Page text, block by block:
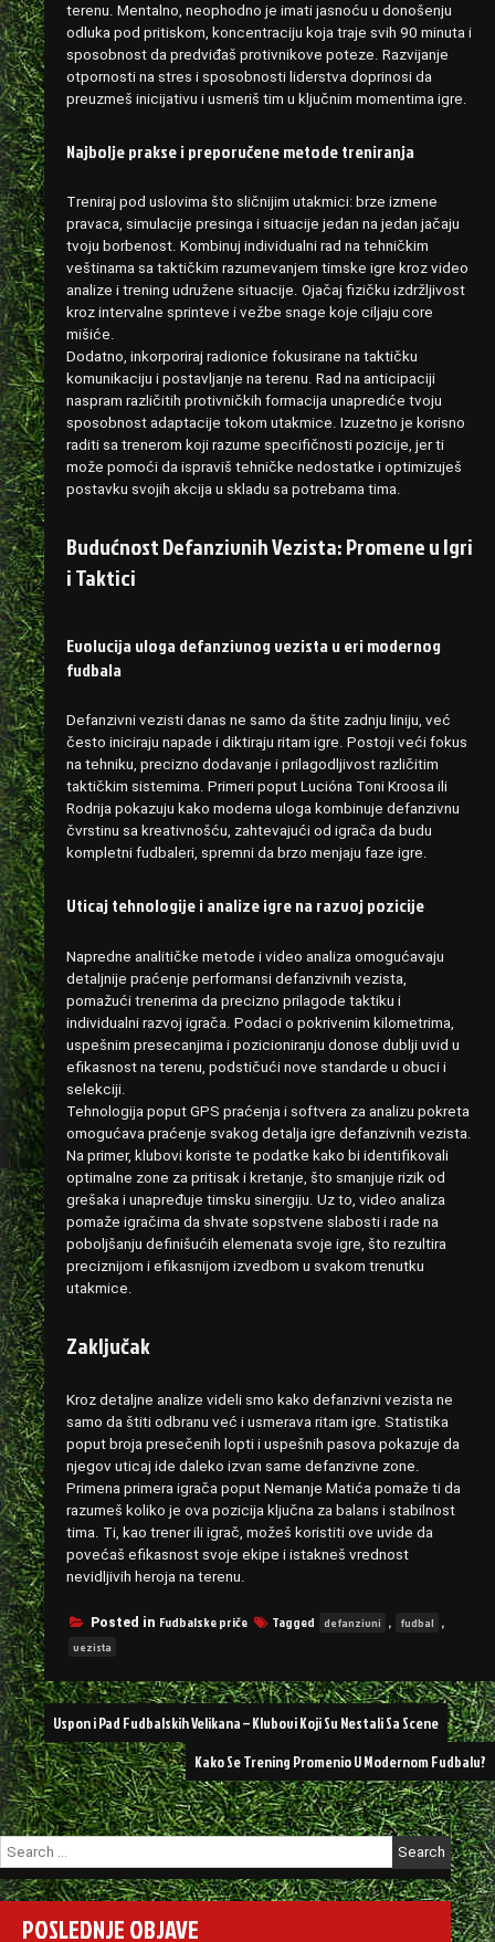
terenu. Mentalno, neophodno je imati jasnoću u donošenju
odluka pod pritiskom, koncentraciju koja traje svih 90 minuta i
sposobnost da predviđaš protivnikove poteze. Razvijanje
otpornosti na stres i sposobnosti liderstva doprinosi da
preuzmeš inicijativu i usmeriš tim u ključnim momentima igre.
Najbolje prakse i preporučene metode treniranja
Treniraj pod uslovima što sličnijim utakmici: brze izmene
pravaca, simulacije presinga i situacije jedan na jedan jačaju
tvoju borbenost. Kombinuj individualni rad na tehničkim
veštinama sa taktičkim razumevanjem timske igre kroz video
analize i trening udružene situacije. Ojačaj fizičku izdržljivost
kroz intervalne sprinteve i vežbe snage koje ciljaju core
mišiće.
Dodatno, inkorporiraj radionice fokusirane na taktičku
komunikaciju i postavljanje na terenu. Rad na anticipaciji
naspram različitih protivničkih formacija unaprediće tvoju
sposobnost adaptacije tokom utakmice. Izuzetno je korisno
raditi sa trenerom koji razume specifičnosti pozicije, jer ti
može pomoći da ispraviš tehničke nedostatke i optimizuješ
postavku svojih akcija u skladu sa potrebama tima.
Budućnost Defanzivnih Vezista: Promene u Igri
i Taktici
Evolucija uloga defanzivnog vezista u eri modernog
fudbala
Defanzivni vezisti danas ne samo da štite zadnju liniju, već
često iniciraju napade i diktiraju ritam igre. Postoji veći fokus
na tehniku, precizno dodavanje i prilagodljivost različitim
taktičkim sistemima. Primeri poput Lucióna Toni Kroosa ili
Rodrija pokazuju kako moderna uloga kombinuje defanzivnu
čvrstinu sa kreativnošću, zahtevajući od igrača da budu
kompletni fudbaleri, spremni da brzo menjaju faze igre.
Uticaj tehnologije i analize igre na razvoj pozicije
Napredne analitičke metode i video analiza omogućavaju
detaljnije praćenje performansi defanzivnih vezista,
pomažući trenerima da precizno prilagode taktiku i
individualni razvoj igrača. Podaci o pokrivenim kilometrima,
uspešnim presecanjima i pozicioniranju donose dublji uvid u
efikasnost na terenu, podstičući nove standarde u obuci i
selekciji.
Tehnologija poput GPS praćenja i softvera za analizu pokreta
omogućava praćenje svakog detalja igre defanzivnih vezista.
Na primer, klubovi koriste te podatke kako bi identifikovali
optimalne zone za pritisak i kretanje, što smanjuje rizik od
grešaka i unapređuje timsku sinergiju. Uz to, video analiza
pomaže igračima da shvate sopstvene slabosti i rade na
poboljšanju definišućih elemenata svoje igre, što rezultira
preciznijom i efikasnijom izvedbom u svakom trenutku
utakmice.
Zaključak
Kroz detaljne analize videli smo kako defanzivni vezista ne
samo da štiti odbranu već i usmerava ritam igre. Statistika
poput broja presečenih lopti i uspešnih pasova pokazuje da
njegov uticaj ide daleko izvan same defanzivne zone.
Primena primera igrača poput Nemanje Matića pomaže ti da
razumeš koliko je ova pozicija ključna za balans i stabilnost
tima. Ti, kao trener ili igrač, možeš koristiti ove uvide da
povećaš efikasnost svoje ekipe i istakneš vrednost
nevidljivih heroja na terenu.
Posted in Fudbalske priče Tagged defanzivni , fudbal ,
vezista
Post
navigation
Uspon i Pad Fudbalskih Velikana – Klubovi Koji Su Nestali Sa Scene
Kako Se Trening Promenio U Modernom Fudbalu?
Search
for:
POSLEDNJE OBJAVE